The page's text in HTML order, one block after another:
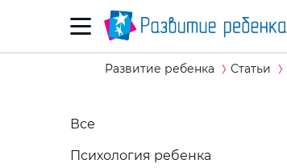
Развитие ребенка Статьи
Все
Психология ребенка